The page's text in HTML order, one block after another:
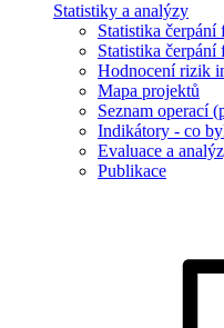
Statistiky a analýzy
Statistika
Statistika
Hodnocení rizik
Mapa projektů
Seznam operací
Indikátory - co
Evaluace a
Publikace